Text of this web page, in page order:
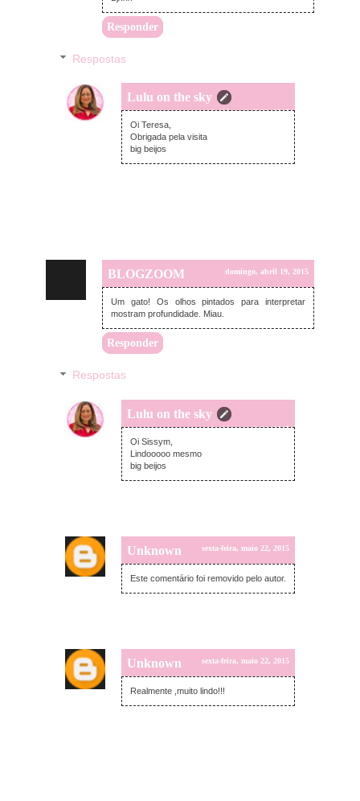
Responder
Respostas
Lulu on the sky
segunda-feira, abril 20, 2015
Oi Teresa,
Obrigada pela visita
big beijos
BLOGZOOM domingo, abril 19, 2015
Um gato! Os olhos pintados para interpretar
mostram profundidade. Miau.
Responder
Respostas
Lulu on the sky
segunda-feira, abril 20, 2015
Oi Sissym,
Lindooooo mesmo
big beijos
Unknown sexta-feira, maio 22, 2015
Este comentário foi removido pelo autor.
Unknown sexta-feira, maio 22, 2015
Realmente ,muito lindo!!!